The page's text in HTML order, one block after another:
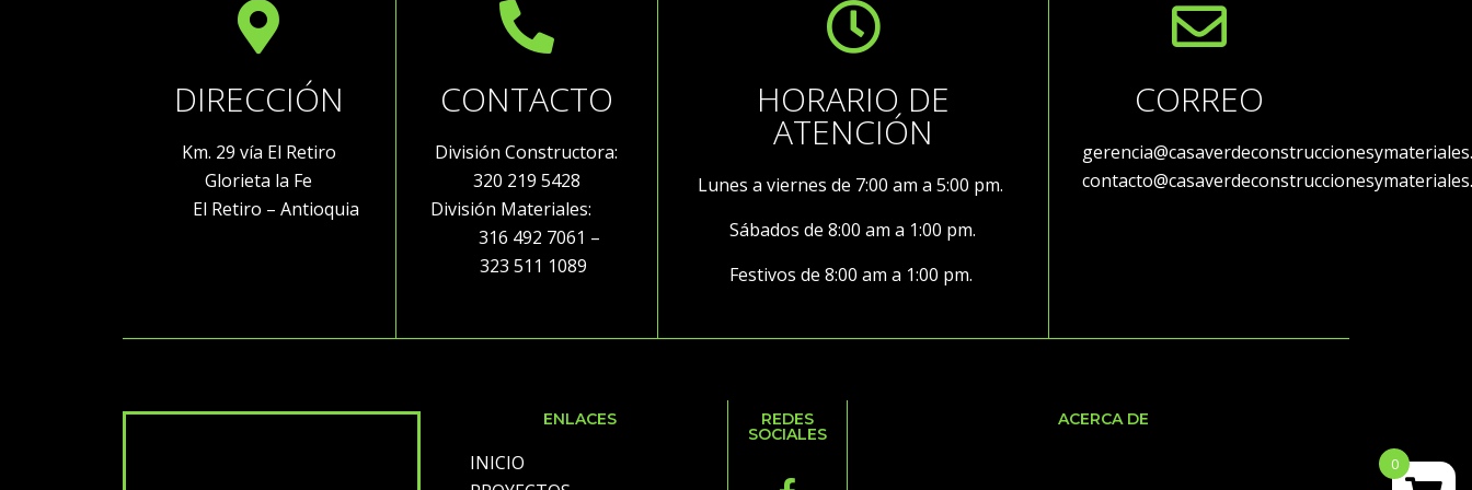
DIRECCIÓN
Km. 29 vía El Retiro
Glorieta la Fe
El Retiro – Antioquia
CONTACTO
División Constructora:
320 219 5428
División Materiales:
316 492 7061 –
323 511 1089
HORARIO DE
ATENCIÓN
Lunes a viernes de 7:00 am a 5:00 pm.
Sábados de 8:00 am a 1:00 pm.
Festivos de 8:00 am a 1:00 pm.
CORREO
ENLACES
INICIO
REDES
SOCIALES
ACERCA DE
0